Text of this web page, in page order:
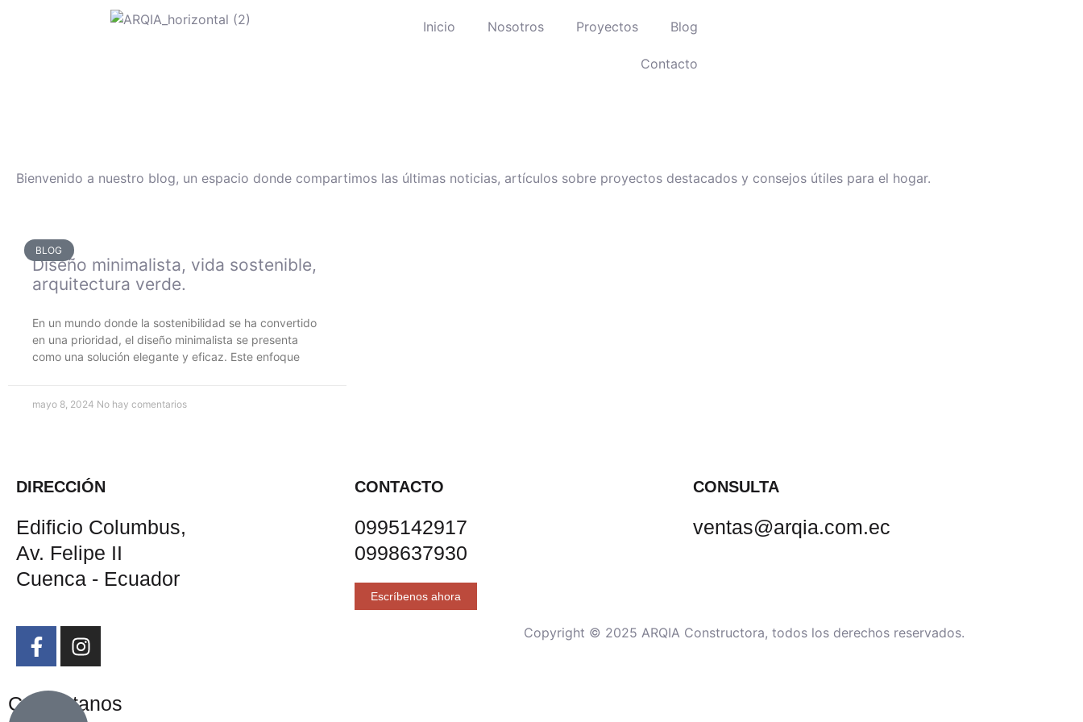
Inicio Nosotros Proyectos Blog
Contacto
Bienvenido a nuestro blog, un espacio donde compartimos las últimas noticias, artículos sobre proyectos destacados y consejos útiles para el hogar.
BLOG
Diseño minimalista, vida sostenible,
arquitectura verde.
En un mundo donde la sostenibilidad se ha convertido
en una prioridad, el diseño minimalista se presenta
como una solución elegante y eficaz. Este enfoque
mayo 8, 2024 No hay comentarios
DIRECCIÓN
Edificio Columbus,
Av. Felipe II
Cuenca - Ecuador
CONTACTO
0995142917
0998637930
Escríbenos ahora
CONSULTA
ventas@arqia.com.ec
Copyright © 2025 ARQIA Constructora, todos los derechos reservados.
Contáctanos